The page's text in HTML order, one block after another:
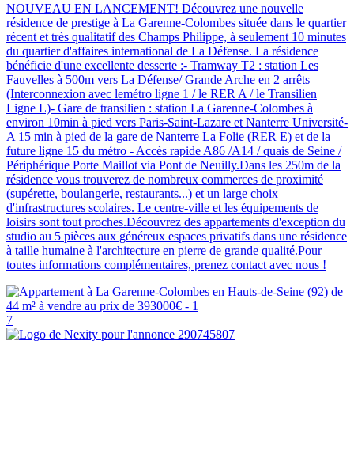
NOUVEAU EN LANCEMENT! Découvrez une nouvelle
résidence de prestige à La Garenne-Colombes située dans le quartier
récent et très qualitatif des Champs Philippe, à seulement 10 minutes
du quartier d'affaires international de La Défense. La résidence
bénéficie d'une excellente desserte :- Tramway T2 : station Les
Fauvelles à 500m vers La Défense/ Grande Arche en 2 arrêts
(Interconnexion avec lemétro ligne 1 / le RER A / le Transilien
Ligne L)- Gare de transilien : station La Garenne-Colombes à
environ 10min à pied vers Paris-Saint-Lazare et Nanterre Université-
A 15 min à pied de la gare de Nanterre La Folie (RER E) et de la
future ligne 15 du métro - Accès rapide A86 /A14 / quais de Seine /
Périphérique Porte Maillot via Pont de Neuilly.Dans les 250m de la
résidence vous trouverez de nombreux commerces de proximité
(supérette, boulangerie, restaurants...) et un large choix
d'infrastructures scolaires. Le centre-ville et les équipements de
loisirs sont tout proches.Découvrez des appartements d'exception du
studio au 5 pièces aux généreux espaces privatifs dans une résidence
à taille humaine à l'architecture en pierre de grande qualité.Pour
toutes informations complémentaires, prenez contact avec nous !
7